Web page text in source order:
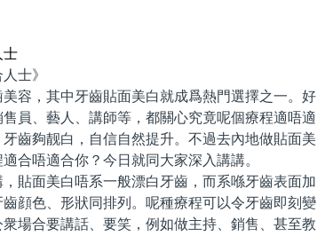
士
士》
，其中牙齒貼面美白就成爲熱門選擇之一。好
員、藝人、講師等，都關心究竟呢個療程適唔適
齒夠靓白，自信自然提升。不過去內地做貼面美
合唔適合你？今日就同大家深入講講。
面美白唔系一般漂白牙齒，而系喺牙齒表面加
顔色、形狀同排列。呢種療程可以令牙齒即刻變
場合要講話、要笑，例如做主持、銷售、甚至教